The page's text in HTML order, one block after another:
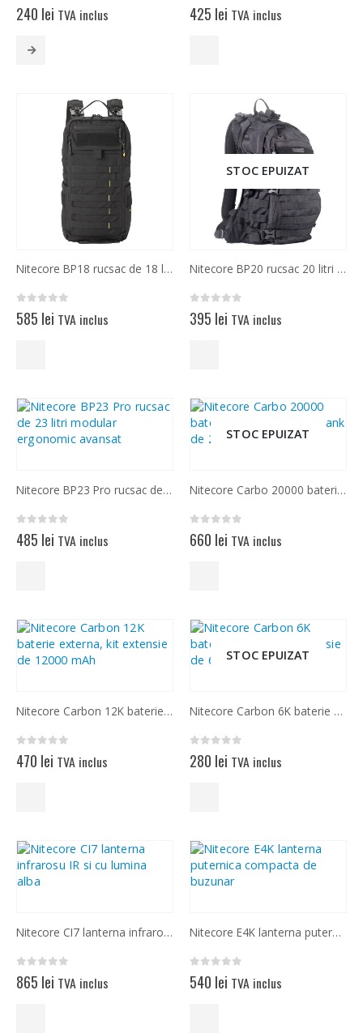
240 lei TVA inclus
Acest
produs
produsului.
425 lei TVA inclus
Nitecore BP18 rucsac de 18 litri modular ergonomic
0out of 5
585 lei TVA inclus
STOC EPUIZAT
Nitecore BP20 rucsac 20 litri modular ergonomic
0 out of 5
395 lei TVA inclus
Nitecore BP23 Pro rucsac de 23 litri modular ergonomic avansat
0 out of 5
485 lei TVA inclus
STOC EPUIZAT
Nitecore Carbo 20000 baterie externa, power bank de 20000 mAh
0 out of 5
660 lei TVA inclus
Nitecore Carbon 12K baterie externa, kit extensie de 12000 mAh
0 out of 5
470 lei TVA inclus
STOC EPUIZAT
Nitecore Carbon 6K baterie externa, kit extensie de 6000 mAh
0 out of 5
280 lei TVA inclus
Nitecore CI7 lanterna infrarosu IR de 7W si cu lumina alba
865 lei TVA inclus
Nitecore E4K lanterna puternica compacta de buzunar
540 lei TVA inclus